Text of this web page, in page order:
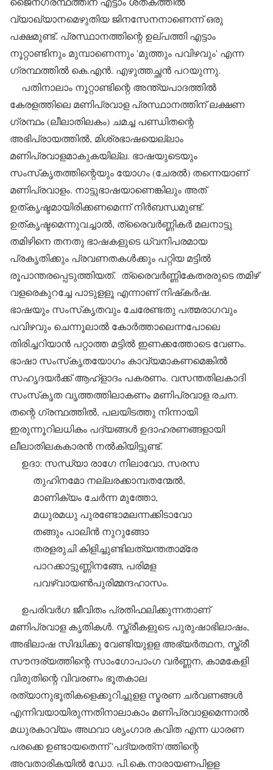
വ്യാഖ്യാനമെഴുതിയ ജിനസേനനാണെന്ന് ഒരു
പക്ഷമുണ്ട്. പ്രസ്ഥാനത്തിന്റെ ഉല്പത്തി എട്ടാം
നൂറ്റാണ്ടിനും മുമ്പാണെന്നും 'മുത്തും പവിഴവും' എന്ന
ഗ്രന്ഥത്തില്‍ കെ.എന്‍. എഴുത്തച്ഛന്‍ പറയുന്നു.
പതിനാലാം നൂറ്റാണ്ടിന്റെ അന്ത്യപാദത്തില്‍
കേരളത്തിലെ മണിപ്രവാള പ്രസ്ഥാനത്തിന് ലക്ഷണ
ഗ്രന്ഥം (ലീലാതിലകം) ചമച്ച പണ്ഡിതന്റെ
അഭിപ്രായത്തില്‍, മിശ്രഭാഷയെല്ലാം
മണിപ്രവാളമാകുകയില്ല. ഭാഷയുടെയും
സംസ്‌കൃതത്തിന്റെയും യോഗം (ചേരല്‍) തന്നെയാണ്
മണിപ്രവാളം. നാട്ടുഭാഷയാണെങ്കിലും അത്
ഉത്കൃഷ്ടമായിരിക്കണമെന്ന് നിര്‍ബന്ധമുണ്ട്.
ഉത്കൃഷ്ടമെന്നുവച്ചാല്‍, ത്രൈവര്‍ണ്ണികര്‍ മലനാട്ടു
തമിഴിനെ തനതു ഭാഷകളുടെ ധ്വനിപരമായ
പ്രകൃതിക്കും പ്രവണതകള്‍ക്കും പറ്റിയ മട്ടില്‍
രൂപാന്തരപ്പെടുത്തിയത്. ത്രൈവര്‍ണ്ണികേതരരുടെ തമിഴ്
വളരെകുറച്ചേ പാടുളളൂ എന്നാണ് നിഷ്‌കര്‍ഷ.
ഭാഷയും സംസ്‌കൃതവും ചേരേണ്ടതു പത്മരാഗവും
പവിഴവും ചെന്നൂലാല്‍ കോര്‍ത്താലെന്നപോലെ
തിരിച്ചറിയാന്‍ പറ്റാത്ത മട്ടില്‍ ഇണക്കത്തോടെ വേണം.
ഭാഷാ സംസ്‌കൃതയോഗം കാവ്യമാകണമെങ്കില്‍
സഹൃദയര്‍ക്ക് ആഹ്‌ളാദം പകരണം. വസന്തതിലകാദി
സംസ്‌കൃത വൃത്തത്തിലാകണം മണിപ്രവാള രചന.
തന്റെ ഗ്രന്ഥത്തില്‍, പലയിടത്തു നിന്നായി
ഇരുന്നൂറിലധികം പദ്യങ്ങള്‍ ഉദാഹരണങ്ങളായി
ലീലാതിലകകാരന്‍ നല്‍കിയിട്ടുണ്ട്.
ഉദാ: സന്ധ്യാ രാഗേ നിലാവോ, സരസ
തുഹിനമോ നല്ലരക്കാമ്പതന്മേല്‍,
മാണിക്യം ചേര്‍ന്ന മുത്തോ,
മധുരമധു പുരണ്ടോമലന്നക്കിടാവോ
തങ്ങും പാലിന്‍ നുറുങ്ങോ
തരളരുചി കിളിച്ചുണ്ടിലത്യന്തതാമ്രേ
പാറക്കാട്ടുണ്ണിനങ്ങേ, പരിമള
പവഴ്‌വായണ്‍പുരിമ്മന്ദഹാസം.
ഉപരിവര്‍ഗ ജീവിതം പ്രതിഫലിക്കുന്നതാണ്
മണിപ്രവാള കൃതികള്‍. സ്ത്രീകളുടെ പുരുഷാഭിലാഷം,
അഭിലാഷ സിദ്ധിക്കു വേണ്ടിയുളള അഭ്യര്‍ത്ഥന, സ്ത്രീ
സൗന്ദര്യത്തിന്റെ സാംഗോപാംഗ വര്‍ണ്ണന, കാമകേളി
വിരുതിന്റെ വിവരണം ഭൂതകാല
രത്യാനുഭൂതികളെക്കുറിച്ചുളള സ്മരണ ചര്‍വണങ്ങള്‍
എന്നിവയായിരുന്നതിനാലാകാം മണിപ്രവാളമെന്നാല്‍
മധുരകാവ്യം അഥവാ ശൃംഗാര കവിത എന്ന ധാരണ
പരക്കെ ഉണ്ടായതെന്ന് 'പദ്യരത്‌ന'ത്തിന്റെ
അവതാരികയില്‍ ഡോ. പി.കെ.നാരായണപിളള